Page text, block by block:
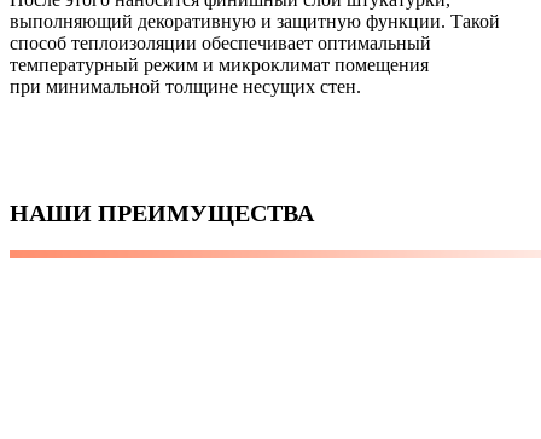
выполняющий декоративную и защитную функции. Такой
способ теплоизоляции обеспечивает оптимальный
температурный режим и микроклимат помещения
при минимальной толщине несущих стен.
НАШИ ПРЕИМУЩЕСТВА